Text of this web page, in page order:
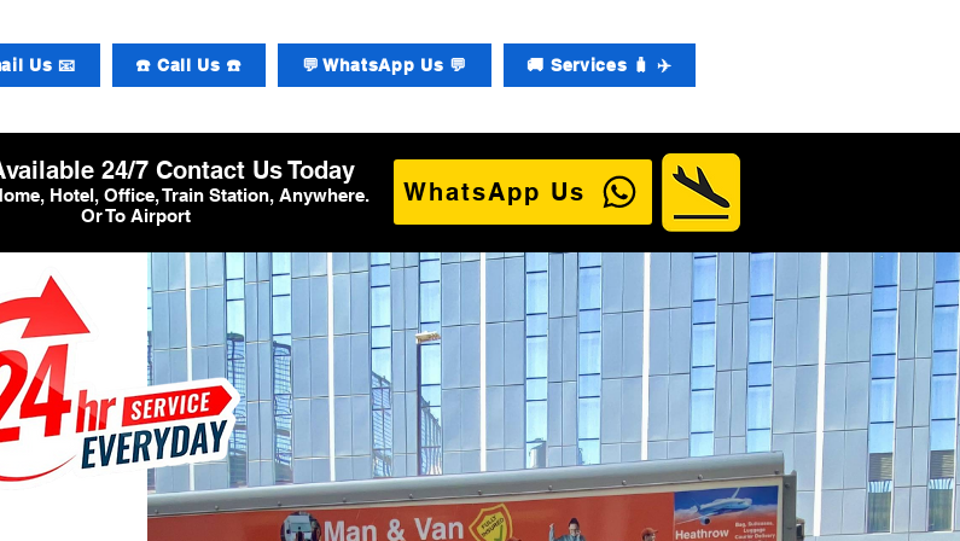
Us 📧 ☎️ Call Us ☎️ 💬 WhatsApp Us 💬 🚚 Services 🧳 ✈️
24/7 Contact Us Today
Hotel, Office, Train Station, Anywhere.
Or To Airport
WhatsApp Us